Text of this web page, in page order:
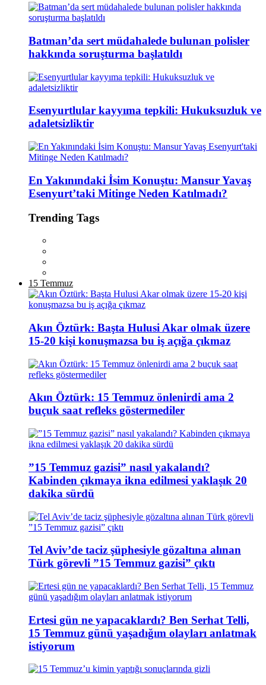
Batman’da sert müdahalede bulunan polisler
hakkında soruşturma başlatıldı
Esenyurtlular kayyıma tepkili: Hukuksuzluk ve
adaletsizliktir
En Yakınındaki İsim Konuştu: Mansur Yavaş
Esenyurt’taki Mitinge Neden Katılmadı?
Trending Tags
15 Temmuz
Akın Öztürk: Başta Hulusi Akar olmak üzere
15-20 kişi konuşmazsa bu iş açığa çıkmaz
Akın Öztürk: 15 Temmuz önlenirdi ama 2
buçuk saat refleks göstermediler
”15 Temmuz gazisi” nasıl yakalandı?
Kabinden çıkmaya ikna edilmesi yaklaşık 20
dakika sürdü
Tel Aviv’de taciz şüphesiyle gözaltına alınan
Türk görevli ”15 Temmuz gazisi” çıktı
Ertesi gün ne yapacaklardı? Ben Serhat Telli,
15 Temmuz günü yaşadığım olayları anlatmak
istiyorum